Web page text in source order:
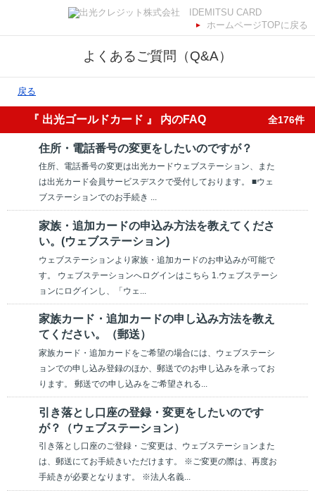
ホームページTOPに戻る
よくあるご質問（Q&A）
戻る
『 出光ゴールドカード 』 内のFAQ 全176件
住所・電話番号の変更をしたいのですが？
住所、電話番号の変更は出光カードウェブステーション、また
は出光カード会員サービスデスクで受付しております。 ■ウェ
ブステーションでのお手続き ...
家族・追加カードの申込み方法を教えてくださ
い。(ウェブステーション)
ウェブステーションより家族・追加カードのお申込みが可能で
す。 ウェブステーションへログインはこちら 1.ウェブステーシ
ョンにログインし、「ウェ...
家族カード・追加カードの申し込み方法を教え
てください。（郵送）
家族カード・追加カードをご希望の場合には、ウェブステーシ
ョンでの申し込み登録のほか、郵送でのお申し込みを承ってお
ります。 郵送での申し込みをご希望される...
引き落とし口座の登録・変更をしたいのです
が？（ウェブステーション）
引き落とし口座のご登録・ご変更は、ウェブステーションまた
は、郵送にてお手続きいただけます。 ※ご変更の際は、再度お
手続きが必要となります。 ※法人名義...